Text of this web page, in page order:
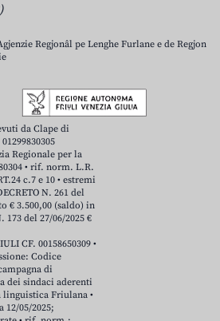
Regjonâl pe Lenghe Furlane e de Regjon
da Clape di
Regionale per la
• rif. norm. L.R.
c.7 e 10 • estremi
N. 261 del
€ 3.500,00 (saldo) in
173 del 27/06/2025 €
CF. 00158650309 •
Codice
di
dei sindaci aderenti
linguistica Friulana •
12/05/2025;